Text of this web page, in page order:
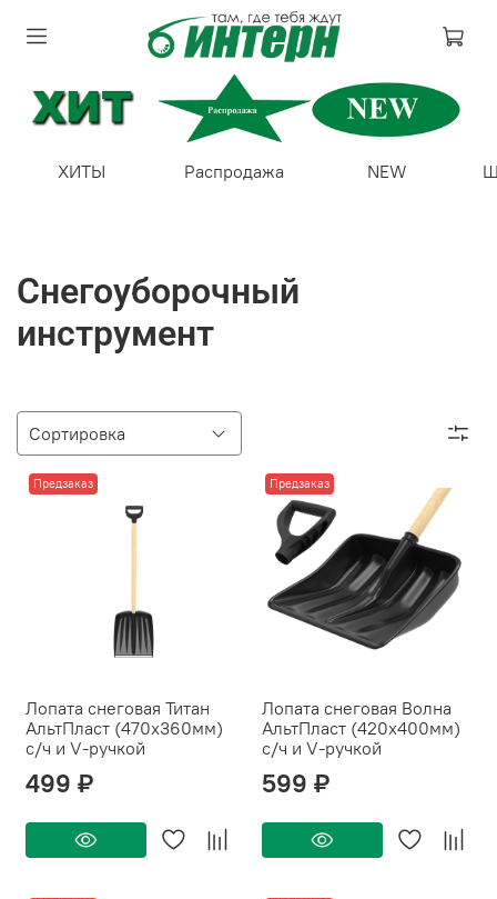
ХИТЫ Распродажа NEW
Снегоуборочный
инструмент
Предзаказ
Лопата снеговая Титан
АльтПласт (470х360мм)
с/ч и V-ручкой
499 ₽
Предзаказ
Лопата снеговая Волна
АльтПласт (420х400мм)
с/ч и V-ручкой
599 ₽